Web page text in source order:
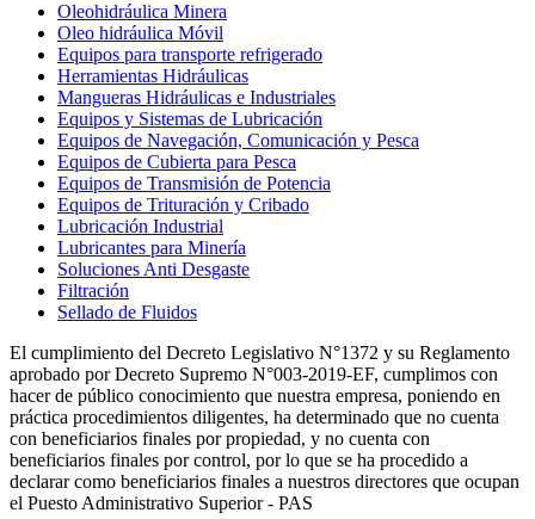
Oleohidráulica Minera
Oleo hidráulica Móvil
Equipos para transporte refrigerado
Herramientas Hidráulicas
Mangueras Hidráulicas e Industriales
Equipos y Sistemas de Lubricación
Equipos de Navegación, Comunicación y Pesca
Equipos de Cubierta para Pesca
Equipos de Transmisión de Potencia
Equipos de Trituración y Cribado
Lubricación Industrial
Lubricantes para Minería
Soluciones Anti Desgaste
Filtración
Sellado de Fluidos
El cumplimiento del Decreto Legislativo N°1372 y su Reglamento
aprobado por Decreto Supremo N°003-2019-EF, cumplimos con
hacer de público conocimiento que nuestra empresa, poniendo en
práctica procedimientos diligentes, ha determinado que no cuenta
con beneficiarios finales por propiedad, y no cuenta con
beneficiarios finales por control, por lo que se ha procedido a
declarar como beneficiarios finales a nuestros directores que ocupan
el Puesto Administrativo Superior - PAS